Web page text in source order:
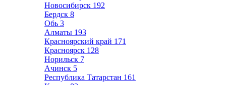
Новосибирск 192
Бердск 8
Обь 3
Алматы 193
Красноярский край 171
Красноярск 128
Норильск 7
Ачинск 5
Республика Татарстан 161